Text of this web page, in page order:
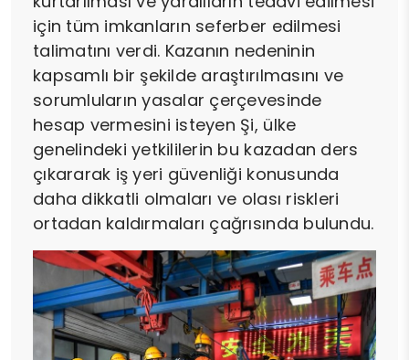
için tüm imkanların seferber edilmesi
talimatını verdi. Kazanın nedeninin
kapsamlı bir şekilde araştırılmasını ve
sorumluların yasalar çerçevesinde
hesap vermesini isteyen Şi, ülke
genelindeki yetkililerin bu kazadan ders
çıkararak iş yeri güvenliği konusunda
daha dikkatli olmaları ve olası riskleri
ortadan kaldırmaları çağrısında bulundu.